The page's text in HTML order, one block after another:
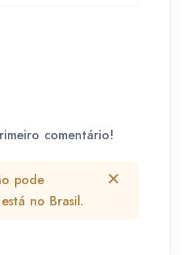
comentário!
pode
no Brasil.